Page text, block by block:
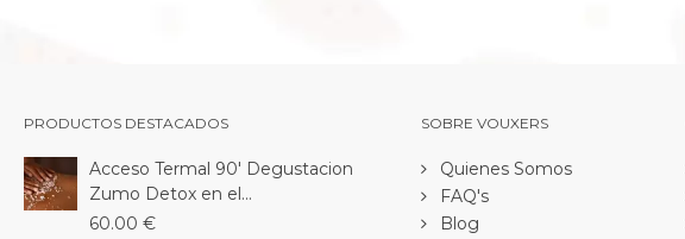
PRODUCTOS DESTACADOS
Acceso Termal 90' Degustacion
Zumo Detox en el...
60.00 €
SOBRE VOUXERS
Quienes Somos
FAQ's
Blog